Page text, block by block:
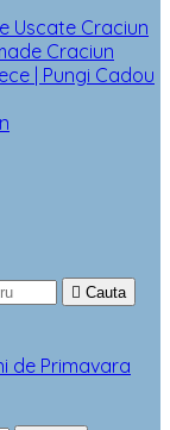
Uscate Craciun
Craciun
| Pungi Cadou
 Cauta
de Primavara